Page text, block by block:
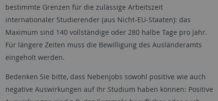
bestimmte Grenzen für die zulässige Arbeitszeit
internationaler Studierender (aus Nicht-EU-Staaten): das
Maximum sind 140 vollständige oder 280 halbe Tage pro Jahr.
Für längere Zeiten muss die Bewilligung des Ausländeramts
eingeholt werden.
Bedenken Sie bitte, dass Nebenjobs sowohl positive wie auch
negative Auswirkungen auf Ihr Studium haben können: Positive